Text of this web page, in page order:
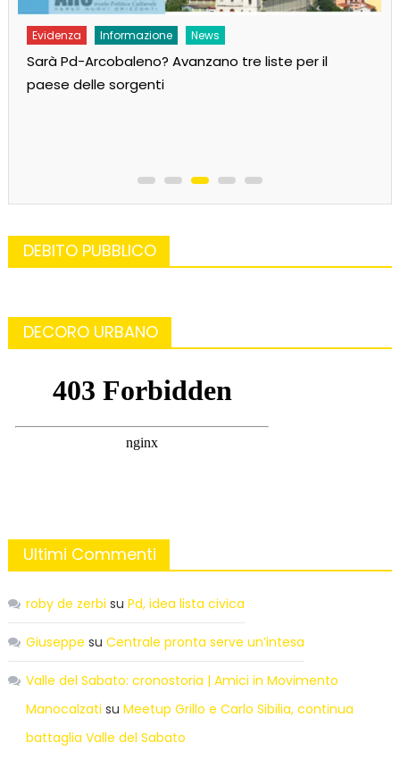
Evidenza Informazione News
Sarà Pd-Arcobaleno? Avanzano tre liste per il
paese delle sorgenti
DEBITO PUBBLICO
DECORO URBANO
Ultimi Commenti
roby de zerbi su Pd, idea lista civica
Giuseppe su Centrale pronta serve un’intesa
Valle del Sabato: cronostoria | Amici in Movimento
Manocalzati su Meetup Grillo e Carlo Sibilia, continua
battaglia Valle del Sabato